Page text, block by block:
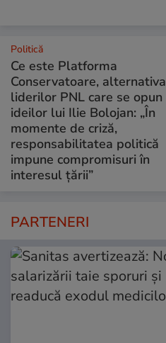
Politică
Ce este Platforma
Conservatoare, alternativa
liderilor PNL care se opun
ideilor lui Ilie Bolojan: „În
momente de criză,
responsabilitatea politică
impune compromisuri în
interesul țării”
PARTENERI